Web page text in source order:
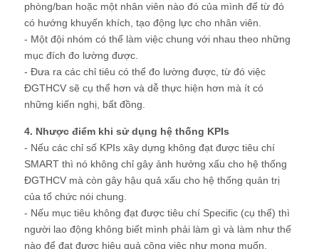
phòng/ban hoặc một nhân viên nào đó của mình để từ đó
có hướng khuyến khích, tạo động lực cho nhân viên.
- Một đội nhóm có thể làm việc chung với nhau theo những
mục đích đo lường được.
- Đưa ra các chỉ tiêu có thể đo lường được, từ đó việc
ĐGTHCV sẽ cụ thể hơn và dễ thực hiện hơn mà ít có
những kiến nghị, bất đồng.
4. Nhược điểm khi sử dụng hệ thống KPIs
- Nếu các chỉ số KPIs xây dựng không đạt được tiêu chí
SMART thì nó không chỉ gây ảnh hưởng xấu cho hệ thống
ĐGTHCV mà còn gây hậu quả xấu cho hệ thống quản trị
của tổ chức nói chung.
- Nếu mục tiêu không đạt được tiêu chí Specific (cụ thể) thì
người lao động không biết mình phải làm gì và làm như thế
nào để đạt được hiệu quả công việc như mong muốn.